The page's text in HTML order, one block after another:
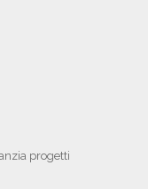
progetti